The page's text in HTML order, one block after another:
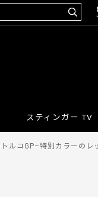
スティンガー TV
ルコGP–特別カラーのレ